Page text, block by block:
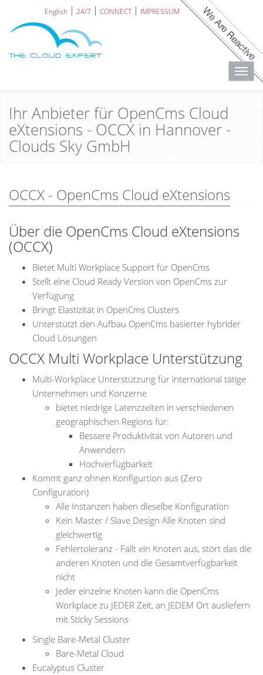
English 24/7 CONNECT IMPRESSUM
Ihr Anbieter für OpenCms Cloud
eXtensions - OCCX in Hannover -
Clouds Sky GmbH
OCCX - OpenCms Cloud eXtensions
Über die OpenCms Cloud eXtensions
(OCCX)
Bietet Multi Workplace Support für OpenCms
Stellt eine Cloud Ready Version von OpenCms zur
Verfügung
Bringt Elastizität in OpenCms Clusters
Unterstützt den Aufbau OpenCms basierter hybrider
Cloud Lösungen
OCCX Multi Workplace Unterstützung
Multi-Workplace Unterstützung für international tätige
Unternehmen und Konzerne
bietet niedrige Latenzzeiten in verschiedenen
geographischen Regions für:
Bessere Produktivität von Autoren und
Anwendern
Hochverfügbarkeit
Kommt ganz ohnen Konfigurtion aus (Zero
Configuration)
Alle Instanzen haben dieselbe Konfiguration
Kein Master / Slave Design Alle Knoten sind
gleichwertig
Fehlertoleranz - Fällt ein Knoten aus, stört das die
anderen Knoten und die Gesamtverfügbarkeit
nicht
Jeder einzelne Knoten kann die OpenCms
Workplace zu JEDER Zeit, an JEDEM Ort ausliefern
mit Sticky Sessions
Single Bare-Metal Cluster
Bare-Metal Cloud
Eucalyptus Cluster